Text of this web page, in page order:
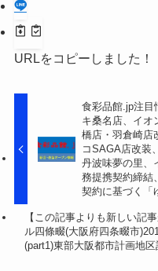
URLをコピーしました！
食彩品館.jp注
キ桑名店、イオ
橋店・羽倉崎店
コSAGA店改装
丹波味夢の里、
務提携契約締結
契約に基づく「
【この記事よりも新しい記
ル四條畷(大阪府四条畷市
(part1)東部大阪都市計画地区